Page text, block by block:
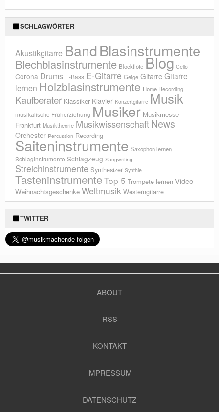
SCHLAGWÖRTER
Akustikgitarre BandBlasinstrumente
Blechblasinstrumente Blockflöte Blog Cello
Corona Drums E-Bass E-Gitarre Geige GitarreGitarre
lernen Holzblasinstrumente Home Recording
Kaufberater Klassiker Klavier Konzertgitarre Musik
musikalische Früherziehung Musiker Musikmesse
Frankfurt Musiktheorie MusikwissenschaftNews
Orchester Percussion Recording
Saiteninstrumente Saxophon lernen
Schlaginstrumente Schlagzeug Songwriting
Streichinstrumente Synthesizer Synthie
TasteninstrumenteTop 5 Trompete lernen Video
Weihnachtsgeschenke Weltmusik Westerngitarre
TWITTER
ABOUT
RSS
KONTAKT
IMPRESSUM
DATENSCHUTZ